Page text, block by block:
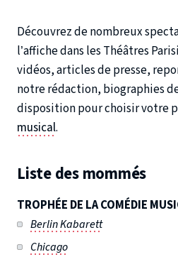
Découvrez de nombreux
l’affiche dans les Théâtres
vidéos, articles de presse,
notre rédaction, biographies
disposition pour choisir votre
musical.
Liste des mommés
TROPHÉE DE LA COMÉDIE
Berlin Kabarett
Chicago